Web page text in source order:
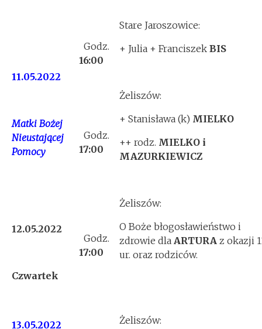
11.05.2022
Matki Bożej
Nieustającej
Pomocy
Godz.
16:00
Stare Jaroszowice:
+ Julia + Franciszek BIS
Godz.
17:00
Żeliszów:
+ Stanisława (k) MIELKO
++ rodz. MIELKO i
MAZURKIEWICZ
12.05.2022
Czwartek
Godz.
17:00
Żeliszów:
O Boże błogosławieństwo i
zdrowie dla ARTURA z okazji
ur. oraz rodziców.
13.05.2022
Żeliszów: